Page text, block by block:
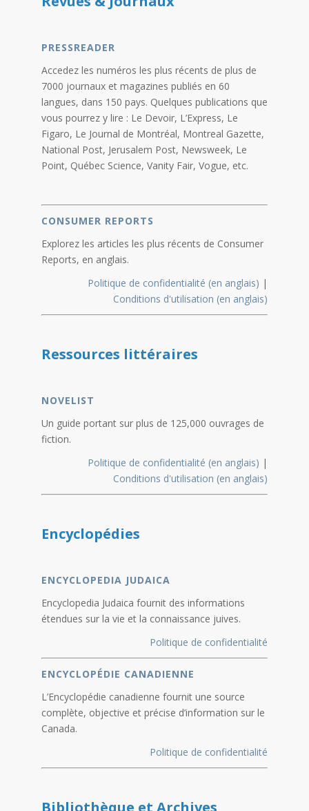
PRESSREADER
Accedez les numéros les plus récents de plus de
7000 journaux et magazines publiés en 60
langues, dans 150 pays. Quelques publications que
vous pourrez y lire : Le Devoir, L’Express, Le
Figaro, Le Journal de Montréal, Montreal Gazette,
National Post, Jerusalem Post, Newsweek, Le
Point, Québec Science, Vanity Fair, Vogue, etc.
CONSUMER REPORTS
Explorez les articles les plus récents de Consumer
Reports, en anglais.
Politique de confidentialité (en anglais) |
Conditions d'utilisation (en anglais)
Ressources littéraires
NOVELIST
Un guide portant sur plus de 125,000 ouvrages de
fiction.
Politique de confidentialité (en anglais) |
Conditions d'utilisation (en anglais)
Encyclopédies
ENCYCLOPEDIA JUDAICA
Encyclopedia Judaica fournit des informations
étendues sur la vie et la connaissance juives.
Politique de confidentialité
ENCYCLOPÉDIE CANADIENNE
L’Encyclopédie canadienne fournit une source
complète, objective et précise d’information sur le
Canada.
Politique de confidentialité
Bibliothèque et Archives